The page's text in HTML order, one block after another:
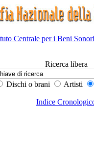
Centrale per i Beni
Ricerca libera
Dischi o brani Artisti
Indice